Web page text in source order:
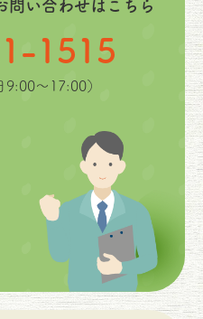
問い合わせはこちら
1515
9:00〜17:00）